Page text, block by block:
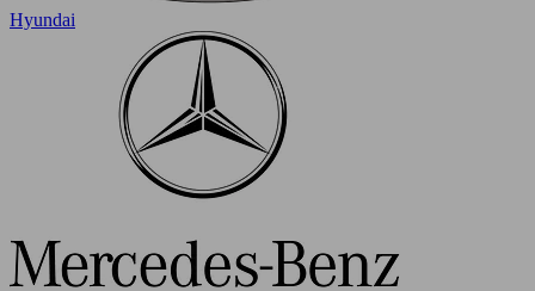
Hyundai